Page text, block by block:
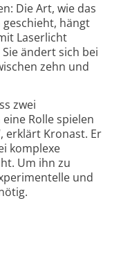
Die Art, wie das
hängt
Laserlicht
ändert sich bei
zehn und
zwei
Rolle spielen
erklärt Kronast. Er
komplexe
Um ihn zu
und